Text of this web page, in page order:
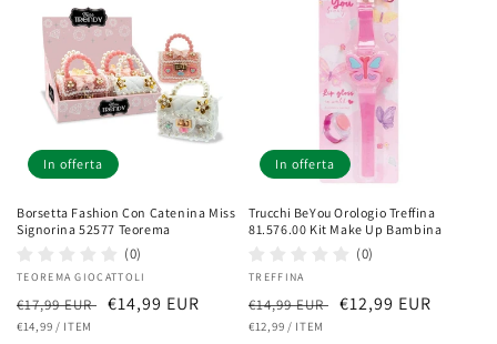
In offerta
Borsetta Fashion Con Catenina Miss
Signorina 52577 Teorema
(0)
Fornitore:
TEOREMA GIOCATTOLI
Prezzo
di
€17,99 EUR Prezzo
€14,99 EUR
PREZZO
€14,99 / PER
ITEM
In offerta
Trucchi BeYou Orologio Treffina
81.576.00 Kit Make Up Bambina
(0)
Fornitore:
TREFFINA
Prezzo
di
€14,99 EUR Prezzo
€12,99 EUR
PREZZO
€12,99 / PER
ITEM